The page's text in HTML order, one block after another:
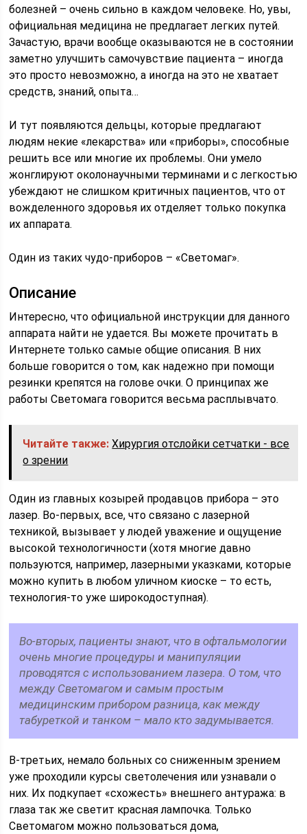
болезней – очень сильно в каждом человеке. Но, увы,
официальная медицина не предлагает легких путей.
Зачастую, врачи вообще оказываются не в состоянии
заметно улучшить самочувствие пациента – иногда
это просто невозможно, а иногда на это не хватает
средств, знаний, опыта…
И тут появляются дельцы, которые предлагают
людям некие «лекарства» или «приборы», способные
решить все или многие их проблемы. Они умело
жонглируют околонаучными терминами и с легкостью
убеждают не слишком критичных пациентов, что от
вожделенного здоровья их отделяет только покупка
их аппарата.
Один из таких чудо-приборов – «Светомаг».
Описание
Интересно, что официальной инструкции для данного
аппарата найти не удается. Вы можете прочитать в
Интернете только самые общие описания. В них
больше говорится о том, как надежно при помощи
резинки крепятся на голове очки. О принципах же
работы Светомага говорится весьма расплывчато.
Читайте также: Хирургия отслойки сетчатки - все
о зрении
Один из главных козырей продавцов прибора – это
лазер. Во-первых, все, что связано с лазерной
техникой, вызывает у людей уважение и ощущение
высокой технологичности (хотя многие давно
пользуются, например, лазерными указками, которые
можно купить в любом уличном киоске – то есть,
технология-то уже широкодоступная).
Во-вторых, пациенты знают, что в офтальмологии
очень многие процедуры и манипуляции
проводятся с использованием лазера. О том, что
между Светомагом и самым простым
медицинским прибором разница, как между
табуреткой и танком – мало кто задумывается.
В-третьих, немало больных со сниженным зрением
уже проходили курсы светолечения или узнавали о
них. Их подкупает «схожесть» внешнего антуража: в
глаза так же светит красная лампочка. Только
Светомагом можно пользоваться дома,